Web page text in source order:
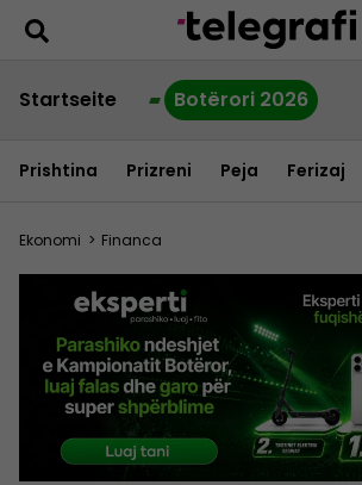
Startseite Botërori 2026
Prishtina Prizreni Peja Ferizaj
Ekonomi > Financa